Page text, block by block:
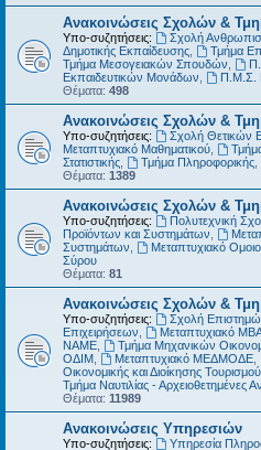
Ανακοινώσεις Σχολών &
Υπο-συζητήσεις: Σχολή
Δημοτικής Εκπαίδευσης
Τμήμα
Τμήμα Μεσογειακών Σπουδών
Εκπαιδευτικών Μονάδων
Π.Μ.Σ.
Θέματα: 498
Ανακοινώσεις Σχολών &
Υπο-συζητήσεις: Σχολή Θετικών
Μεταπτυχιακό Μαθηματικού
Στατιστικής
Τμήμα Πληροφορικής,
Θέματα: 1389
Ανακοινώσεις Σχολών &
Υπο-συζητήσεις: Πολυτεχνική
Προϊόντων και Συστημάτων
Συστημάτων
Μεταπτυχιακό
Σύρου
Θέματα: 81
Ανακοινώσεις Σχολών &
Υπο-συζητήσεις: Σχολή
Επιχειρήσεων
Μεταπτυχιακό
ΝΑΜΕ
Τμήμα Μηχανικών
ΟΔΙΜ
Μεταπτυχιακό ΜΕΔΜΟΔΕ,
Οικονομικής και Διοίκησης Τουρισμού
Τμήμα Ναυτιλίας - Αρχειοθετημένες
Θέματα: 11989
Ανακοινώσεις Υπηρεσιών
Υπο-συζητήσεις: Υπηρεσία